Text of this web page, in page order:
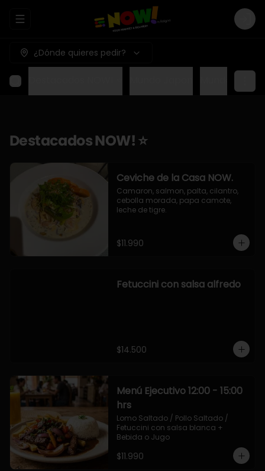
Abrir menu de navegación Login
¿Dónde quieres pedir?
Destacados NOW! ⭐
Ceviche de la Casa NOW.
Camaron, salmon, palta, cilantro,
cebolla morada, papa camote,
leche de tigre.
$11.990
Fetuccini con salsa alfredo
$14.500
Menú Ejecutivo 12:00 - 15:00
hrs
Lomo Saltado / Pollo Saltado /
Fetuccini con salsa blanca +
Bebida o Jugo
$11.990